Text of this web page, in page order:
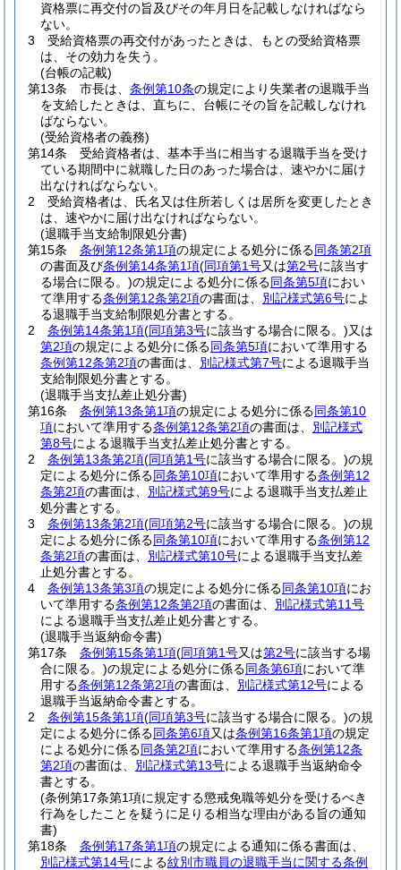
資格票に再交付の旨及びその年月日を記載しなければなら
ない。
3
受給資格票の再交付があったときは、もとの受給資格票
は、その効力を失う。
(台帳の記載)
第13条
市長は、 条例第10条の規定により失業者の退職手当
を支給したときは、直ちに、台帳にその旨を記載しなけれ
ばならない。
(受給資格者の義務)
第14条
受給資格者は、基本手当に相当する退職手当を受け
ている期間中に就職した日のあった場合は、速やかに届け
出なければならない。
2
受給資格者は、氏名又は住所若しくは居所を変更したとき
は、速やかに届け出なければならない。
(退職手当支給制限処分書)
第15条
条例第12条第1項の規定による処分に係る同条第2項
の書面及び条例第14条第1項(同項第1号又は第2号に該当す
る場合に限る。)の規定による処分に係る同条第5項におい
て準用する条例第12条第2項の書面は、 別記様式第6号によ
る退職手当支給制限処分書とする。
2
条例第14条第1項(同項第3号に該当する場合に限る。)又は
第2項の規定による処分に係る同条第5項において準用する
条例第12条第2項の書面は、 別記様式第7号による退職手当
支給制限処分書とする。
(退職手当支払差止処分書)
第16条
条例第13条第1項の規定による処分に係る同条第10
項において準用する条例第12条第2項の書面は、 別記様式
第8号による退職手当支払差止処分書とする。
2
条例第13条第2項(同項第1号に該当する場合に限る。)の規
定による処分に係る同条第10項において準用する条例第12
条第2項の書面は、 別記様式第9号による退職手当支払差止
処分書とする。
3
条例第13条第2項(同項第2号に該当する場合に限る。)の規
定による処分に係る同条第10項において準用する条例第12
条第2項の書面は、 別記様式第10号による退職手当支払差
止処分書とする。
4
条例第13条第3項の規定による処分に係る同条第10項にお
いて準用する条例第12条第2項の書面は、 別記様式第11号
による退職手当支払差止処分書とする。
(退職手当返納命令書)
第17条
条例第15条第1項(同項第1号又は第2号に該当する場
合に限る。)の規定による処分に係る同条第6項において準
用する条例第12条第2項の書面は、 別記様式第12号による
退職手当返納命令書とする。
2
条例第15条第1項(同項第3号に該当する場合に限る。)の規
定による処分に係る同条第6項又は条例第16条第1項の規定
による処分に係る同条第2項において準用する条例第12条
第2項の書面は、 別記様式第13号による退職手当返納命令
書とする。
(条例第17条第1項に規定する懲戒免職等処分を受けるべき
行為をしたことを疑うに足りる相当な理由がある旨の通知
書)
第18条
条例第17条第1項の規定による通知に係る書面は、
別記様式第14号による紋別市職員の退職手当に関する条例